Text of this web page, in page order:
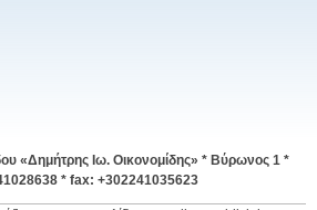
«Δημήτρης Ιω. Οικονομίδης» * Βύρωνος 1 *
* fax: +302241035623